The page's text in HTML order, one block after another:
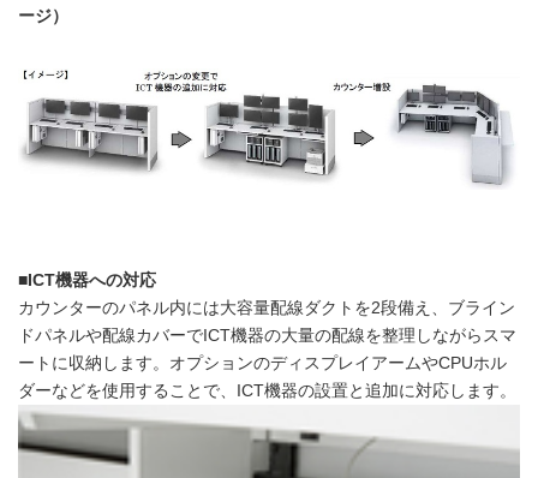
ージ）
■ICT機器への対応
カウンターのパネル内には大容量配線ダクトを2段備え、ブライン
ドパネルや配線カバーでICT機器の大量の配線を整理しながらスマ
ートに収納します。オプションのディスプレイアームやCPUホル
ダーなどを使用することで、ICT機器の設置と追加に対応します。